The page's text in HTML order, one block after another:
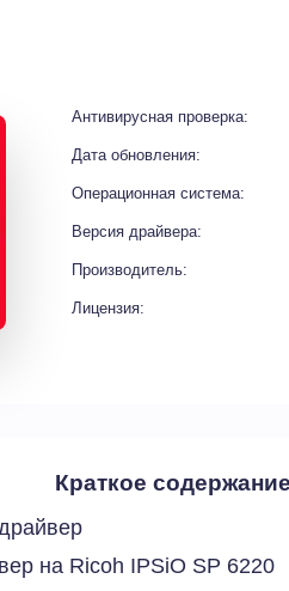
Антивирусная проверка:
Дата обновления:
Операционная система:
Версия драйвера:
Производитель:
Лицензия:
Краткое содержание
на Ricoh IPSiO SP 6220